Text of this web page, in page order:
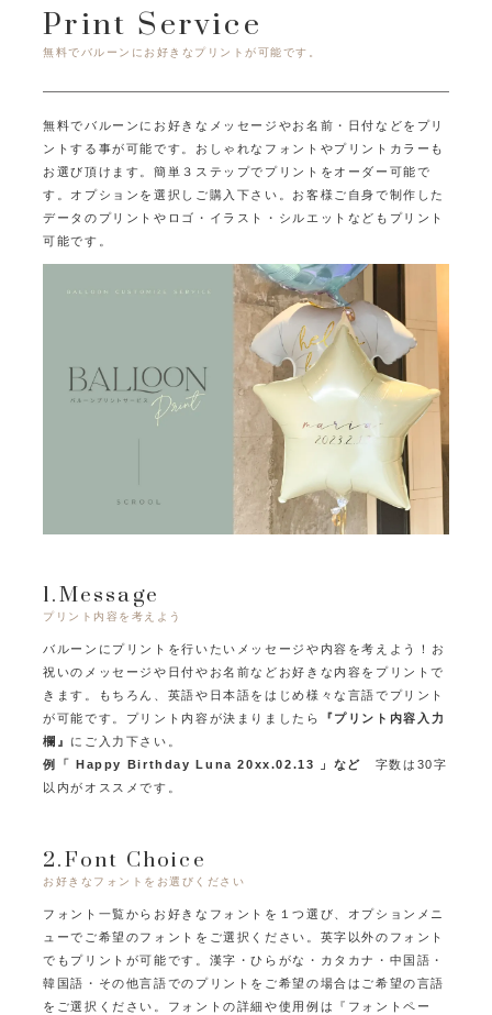
Print Service
無料でバルーンにお好きなプリントが可能です。
無料でバルーンにお好きなメッセージやお名前・日付などをプリ
ントする事が可能です。 おしゃれなフォントやプリントカラーも
お選び頂けます。簡単３ステップでプリントをオーダー可能で
す。オプションを選択しご購入下さい。 お客様ご自身で制作した
データのプリントやロゴ・イラスト・シルエットなどもプリント
可能です。
1.Message
プリント内容を考えよう
バルーンにプリントを行いたいメッセージや内容を考えよう！
お
祝いのメッセージや日付やお名前などお好きな内容をプリントで
きます。
もちろん、英語や日本語をはじめ様々な言語でプリント
が可能です。 プリント内容が決まりましたら
『プリント内容入力
欄』 にご入力下さい。
例「 Happy Birthday Luna 20xx.02.13 」など 字数は30字
以内がオススメです。
2.Font Choice
お好きなフォントをお選びください
フォント一覧からお好きなフォントを１つ選び、オプションメニ
ューでご希望のフォントをご選択ください。 英字以外のフォント
でもプリントが可能です。 漢字・ひらがな・カタカナ・中国語・
韓国語・その他言語でのプリントをご希望の場合はご希望の言語
をご選択ください。
フォントの詳細や使用例は『フォントペー